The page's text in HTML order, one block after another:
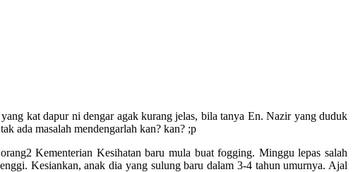
kat dapur ni dengar agak kurang jelas, bila tanya En. Nazir yang duduk
ada masalah mendengarlah kan? kan? ;p
Kementerian Kesihatan baru mula buat fogging. Minggu lepas salah
Kesiankan, anak dia yang sulung baru dalam 3-4 tahun umurnya. Ajal